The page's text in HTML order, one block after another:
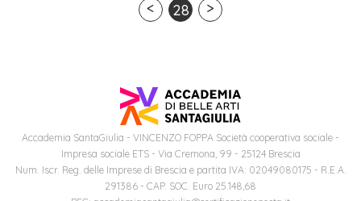
28
Accademia SantaGiulia - VINCENZO FOPPA Società cooperativa sociale -
Impresa sociale ETS - Via Cremona, 99 - 25124 Brescia
Num. Iscr. Reg. delle Imprese di Brescia e partita IVA: 02049080175 - R.E.A.
291386 - CAP. SOC. Euro 25.148,68